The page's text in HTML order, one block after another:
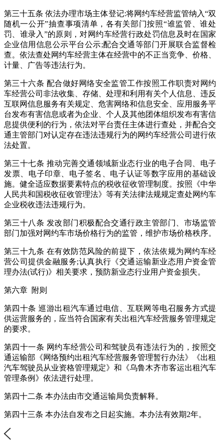
第三十五条 依法办理市场主体登记:将网约车经营监管纳入“双
随机一公开”抽查事项清单，各有关部门按照“谁监管、谁处
罚、谁录入”的原则，对网约车经营行政处罚信息及时在国家
企业信用信息公示平台公示;配合交通等部门开展联合监督检
查。依法查处网约车经营主体在经营中的不正当竞争、价格、
计量、广告等违法行为。
第三十六条 配合做好网络安全监管工作按照工作职责对网约
车经营公司非法收集、存储、处理和利用有关个人信息、违反
互联网信息服务有关规定、危害网络和信息安全、应用服务平
台发布有害信息或者为企业、个人及其他团体组织发布有害信
息提供便利的行为，依法对平台责任主体进行查处，并配合交
通主管部门对认定存在违法违规行为的网约车经营公司进行依
法处置。
第三十七条 推动完善交通领域新业态行业的电子合同、电子
发票、电子印章、电子签名、电子认证等数字应用的基础设
施。健全适应数据要素特点的税收征收管理制度。按照《中华
人民共和国税收征收管理法》等有关法律法规规定查处网约车
企业税收违法违规行为。
第三十八条 发改部门积极配合交通行政主管部门、市场监管
部门加强对网约车市场价格行为的监管，维护市场价格秩序。
第三十九条 在有效防范风险的前提下，依法依规为网约车经
营公司提供金融服务;认真执行《交通运输新业态用户资金管
理办法(试行)》相关要求，预防新业态行业用户资金损失。
第六章 附则
第四十条 巡游出租汽车通过电信、互联网等电召服务方式提
供运营服务的，应当符合国家有关出租汽车经营服务管理规定
的要求。
第四十一条 网约车经营公司和驾驶员有违法行为的，按照交
通运输部《网络预约出租汽车经营服务管理暂行办法》《出租
汽车驾驶员从业资格管理规定》和《乌鲁木齐市客运出租汽车
管理条例》依法进行处理。
第四十二条 本办法由市交通运输局负责解释。
第四十三条 本办法自发布之日起实施。本办法有效期2年。